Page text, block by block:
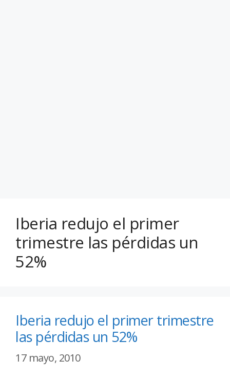
Iberia redujo el primer
trimestre las pérdidas un
52%
Iberia redujo el primer trimestre
las pérdidas un 52%
17 mayo, 2010